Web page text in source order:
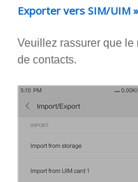
Exporter vers SIM/UIM
Veuillez rassurer que
de contacts.